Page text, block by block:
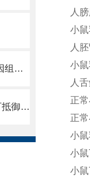
（DuPro-1细胞库*）一厌氧菌基因组测序完成
（DU 145细胞库*）一种缩氨酸可抵御超级细菌
人
小
人
小
人
正
正
小
小
小